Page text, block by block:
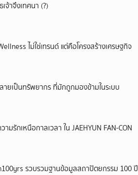
จ้าจึงเทศนา (?)
ไม่ใช่เทรนด์ แต่คือโครงสร้างเศรษฐกิจ
ายเป็นทรัพยากร ที่มักถูกมองข้ามในระบบ
รักเหนือกาลเวลา ใน JAEHYUN FAN-CON
รวบรวมฐานข้อมูลสถาปัตยกรรม 100 ปี